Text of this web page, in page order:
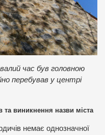
час був головною
перебував у центрі
та виникнення назви міста
немає однозначної